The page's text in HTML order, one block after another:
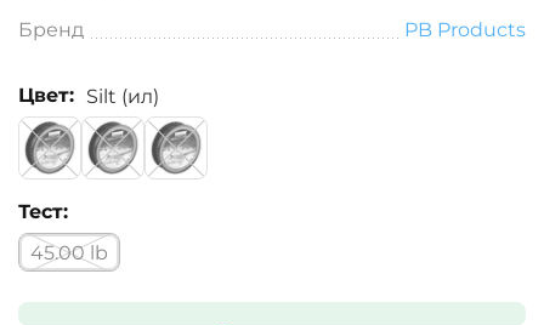
Бренд
PB Products
Цвет: Silt (ил)
Тест:
45.00 lb